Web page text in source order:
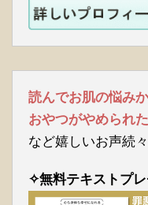
読んでお肌の悩み
おやつがやめられた
など嬉しいお声続々
✧無料テキストプ